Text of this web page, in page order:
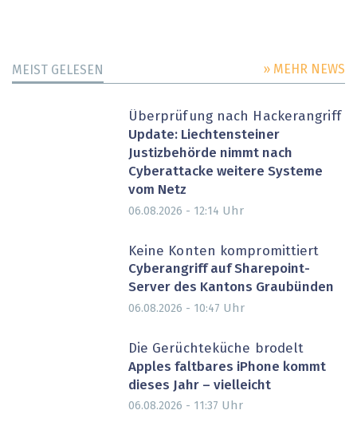
MEIST GELESEN » MEHR NEWS
Überprüfung nach Hackerangriff
Update: Liechtensteiner
Justizbehörde nimmt nach
Cyberattacke weitere Systeme
vom Netz
06.08.2026 - 12:14 Uhr
Keine Konten kompromittiert
Cyberangriff auf Sharepoint-
Server des Kantons Graubünden
06.08.2026 - 10:47 Uhr
Die Gerüchteküche brodelt
Apples faltbares iPhone kommt
dieses Jahr – vielleicht
06.08.2026 - 11:37 Uhr